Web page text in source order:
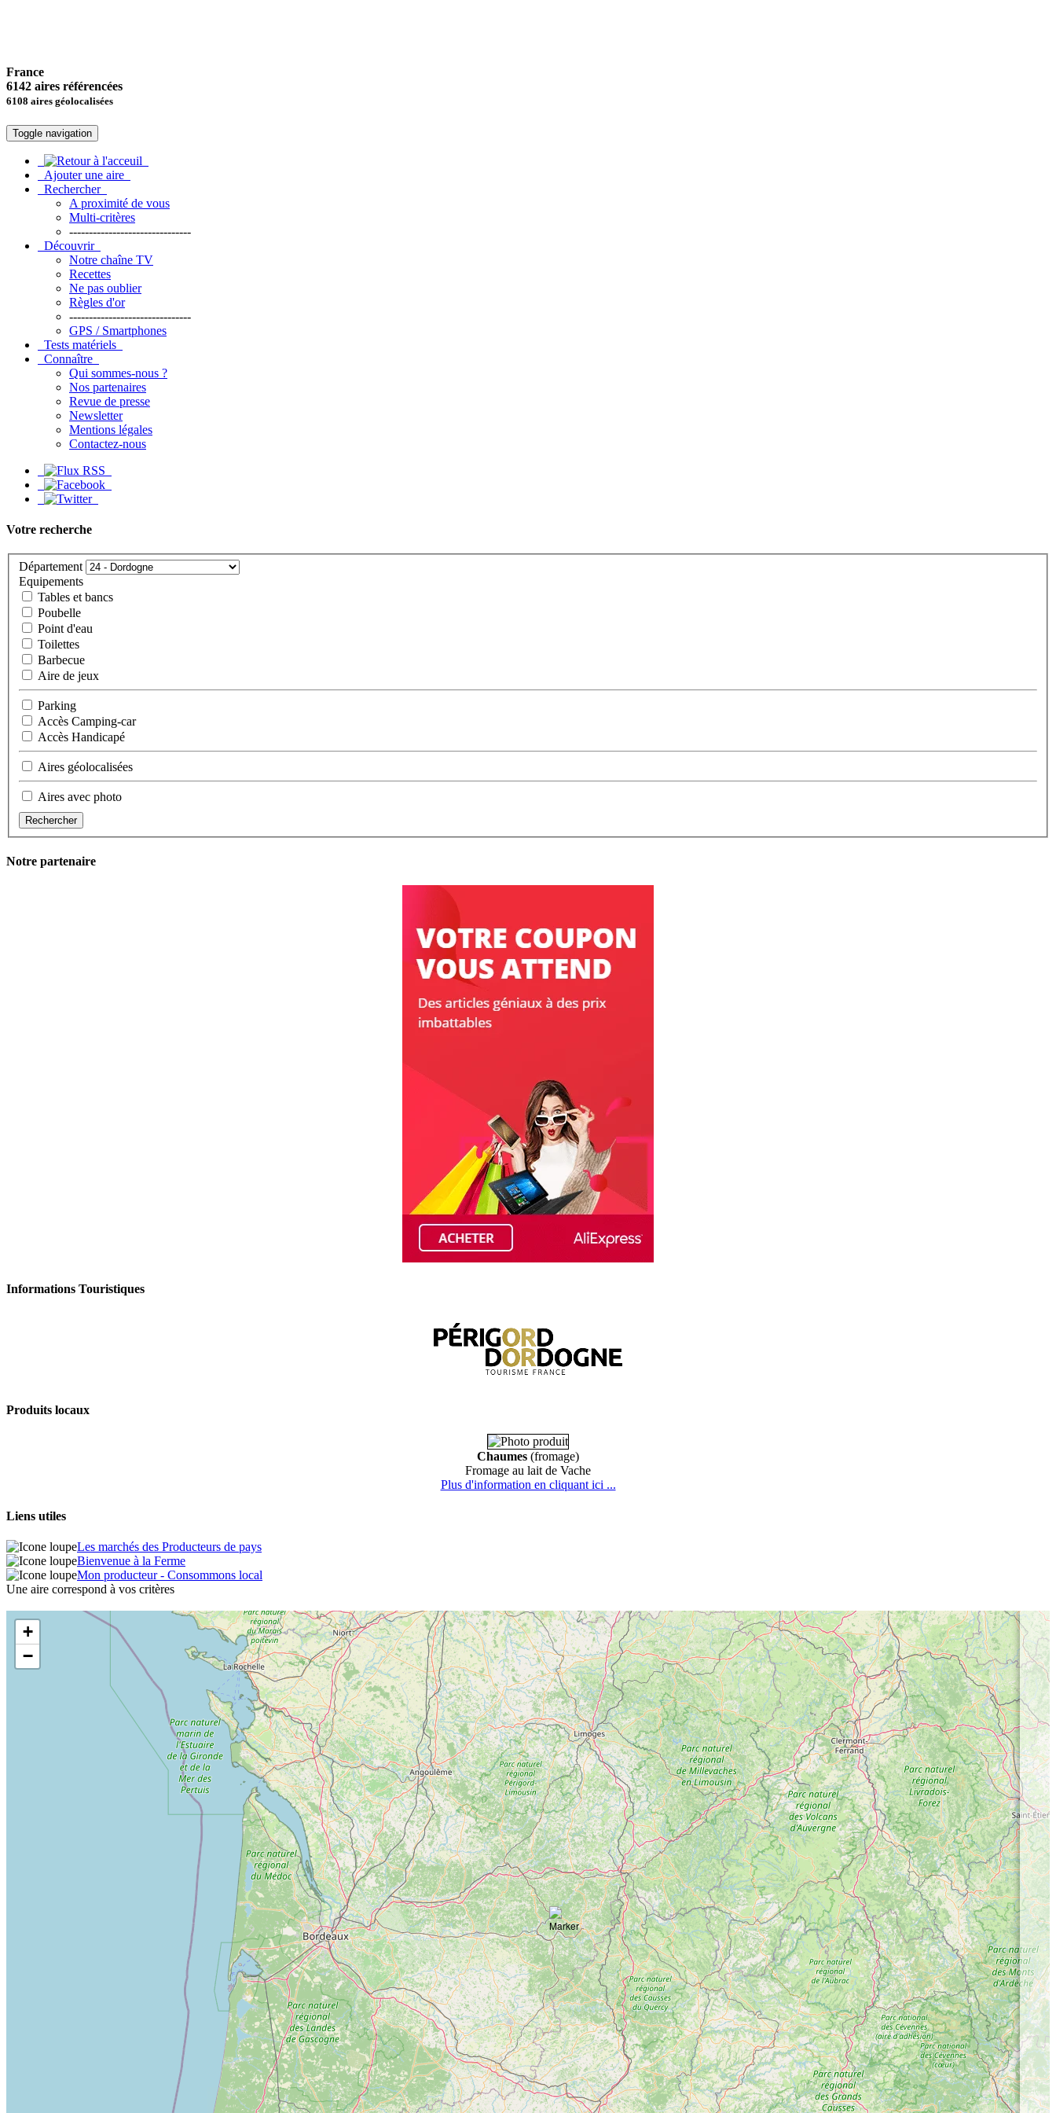
France
6142 aires référencées
6108 aires géolocalisées
Toggle navigation
Ajouter une aire
Rechercher
A proximité de vous
Multi-critères
-------------------------------
Découvrir
Notre chaîne TV
Recettes
Ne pas oublier
Règles d'or
-------------------------------
GPS / Smartphones
Tests matériels
Connaître
Qui sommes-nous ?
Nos partenaires
Revue de presse
Newsletter
Mentions légales
Contactez-nous
Votre recherche
Département
Equipements
Tables et bancs
Poubelle
Point d'eau
Toilettes
Barbecue
Aire de jeux
Parking
Accès Camping-car
Accès Handicapé
Aires géolocalisées
Aires avec photo
Rechercher
Notre partenaire
Informations Touristiques
Produits locaux
Chaumes (fromage)
Fromage au lait de Vache
Plus d'information en cliquant ici ...
Liens utiles
Les marchés des Producteurs de pays
Bienvenue à la Ferme
Mon producteur - Consommons local
Une aire correspond à vos critères
+
−